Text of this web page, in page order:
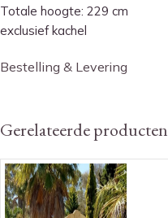
Totale hoogte: 229 cm
exclusief kachel
Bestelling & Levering
Gerelateerde producten